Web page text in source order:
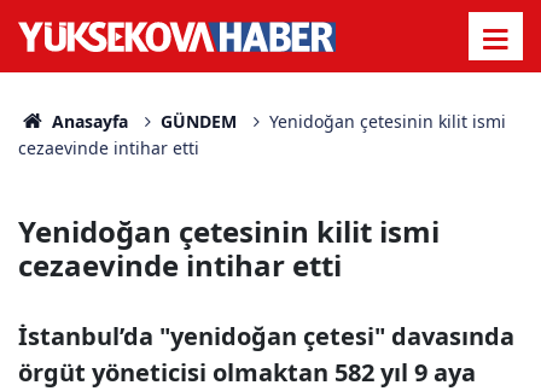
Anasayfa GÜNDEM
Yenidoğan çetesinin kilit ismi
cezaevinde intihar etti
Yenidoğan çetesinin kilit ismi
cezaevinde intihar etti
İstanbul’da "yenidoğan çetesi" davasında
örgüt yöneticisi olmaktan 582 yıl 9 aya